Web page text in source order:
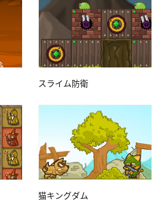
スライム防衛
猫キングダム